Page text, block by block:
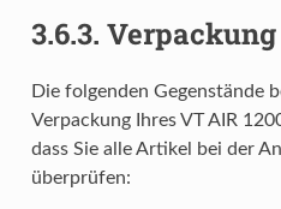
3.6.3. Verpackung
Die folgenden Gegenstände
Verpackung Ihres VT AIR
dass Sie alle Artikel bei der
überprüfen: